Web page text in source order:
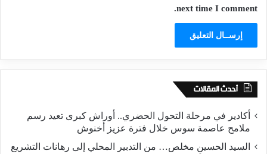
next time I comment.
أحدث المقالات
أكادير في مرحلة التحول الحضري.. أوراش كبرى تعيد رسم
ملامح عاصمة سوس خلال فترة عزيز أخنوش
السيد الحسين مخلص… من التدبير المحلي إلى رهانات التشريع